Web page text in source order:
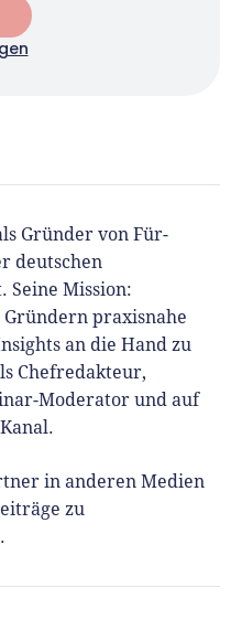
Gründer von Für-
deutschen
Seine Mission:
praxisnahe
an die Hand zu
Chefredakteur,
Moderator und auf
in anderen Medien
zu